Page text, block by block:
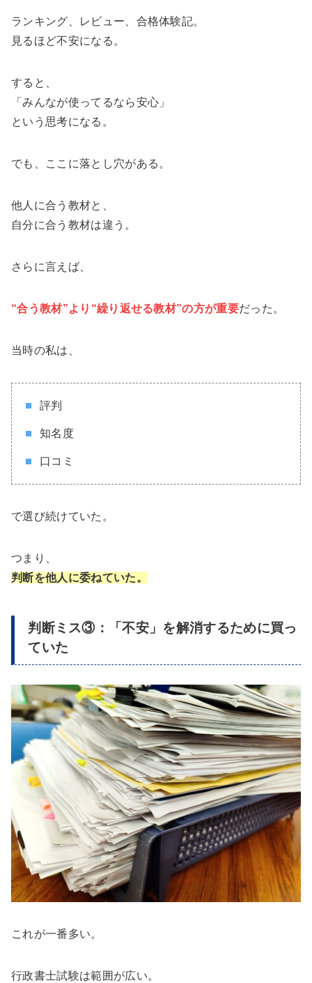
ランキング、レビュー、合格体験記。
見るほど不安になる。
すると、
「みんなが使ってるなら安心」
という思考になる。
でも、ここに落とし穴がある。
他人に合う教材と、
自分に合う教材は違う。
さらに言えば、
“合う教材”より“繰り返せる教材”の方が重要だった。
当時の私は、
評判
知名度
口コミ
で選び続けていた。
つまり、
判断を他人に委ねていた。
判断ミス③：「不安」を解消するために買っ
ていた
これが一番多い。
行政書士試験は範囲が広い。